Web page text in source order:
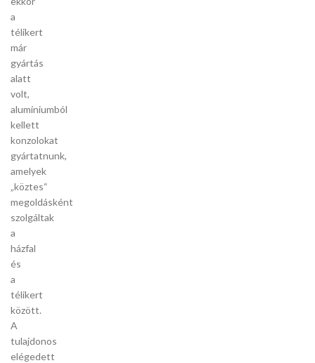
a
télikert
már
gyártás
alatt
volt,
alumíniumból
kellett
konzolokat
gyártatnunk,
amelyek
„köztes“
megoldásként
szolgáltak
a
házfal
és
a
télikert
között.
A
tulajdonos
elégedett